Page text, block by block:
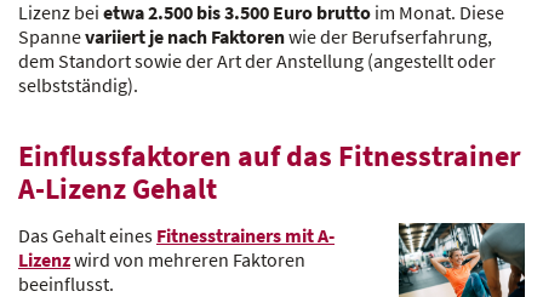
Lizenz bei etwa 2.500 bis 3.500 Euro brutto im Monat. Diese
Spannevariiert je nach Faktorenwie der Berufserfahrung,
dem Standort sowie der Art der Anstellung (angestellt oder
selbstständig).
Einflussfaktoren auf das Fitnesstrainer
A-Lizenz Gehalt
Das Gehalt eines Fitnesstrainers mit A-
Lizenzwird von mehreren Faktoren
beeinflusst.